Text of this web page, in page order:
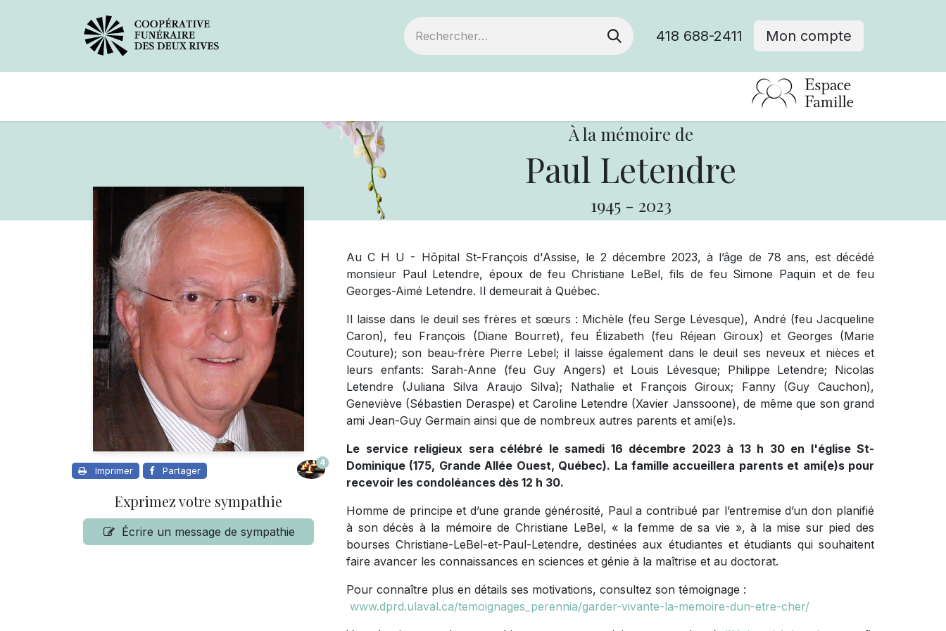
418 688-2411 Mon compte
À la mémoire de
Paul Letendre
1945 - 2023
Imprimer Partager
4
Exprimez votre sympathie
Écrire un message de sympathie
Au C H U - Hôpital St-François d'Assise, le 2 décembre 2023, à l’âge de 78 ans, est décédé
monsieur Paul Letendre, époux de feu Christiane LeBel, fils de feu Simone Paquin et de feu
Georges-Aimé Letendre. Il demeurait à Québec.
Il laisse dans le deuil ses frères et sœurs : Michèle (feu Serge Lévesque), André (feu Jacqueline
Caron), feu François (Diane Bourret), feu Élizabeth (feu Réjean Giroux) et Georges (Marie
Couture); son beau-frère Pierre Lebel; il laisse également dans le deuil ses neveux et nièces et
leurs enfants: Sarah-Anne (feu Guy Angers) et Louis Lévesque; Philippe Letendre; Nicolas
Letendre (Juliana Silva Araujo Silva); Nathalie et François Giroux; Fanny (Guy Cauchon),
Geneviève (Sébastien Deraspe) et Caroline Letendre (Xavier Janssoone), de même que son grand
ami Jean-Guy Germain ainsi que de nombreux autres parents et ami(e)s.
Le service religieux sera célébré le samedi 16 décembre 2023 à 13 h 30 en l'église St-
Dominique (175, Grande Allée Ouest, Québec). La famille accueillera parents et ami(e)s pour
recevoir les condoléances dès 12 h 30.
Homme de principe et d’une grande générosité, Paul a contribué par l’entremise d’un don planifié
à son décès à la mémoire de Christiane LeBel, « la femme de sa vie », à la mise sur pied des
bourses Christiane-LeBel-et-Paul-Letendre, destinées aux étudiantes et étudiants qui souhaitent
faire avancer les connaissances en sciences et génie à la maîtrise et au doctorat.
Pour connaître plus en détails ses motivations, consultez son témoignage :
www.dprd.ulaval.ca/temoignages_perennia/garder-vivante-la-memoire-dun-etre-cher/